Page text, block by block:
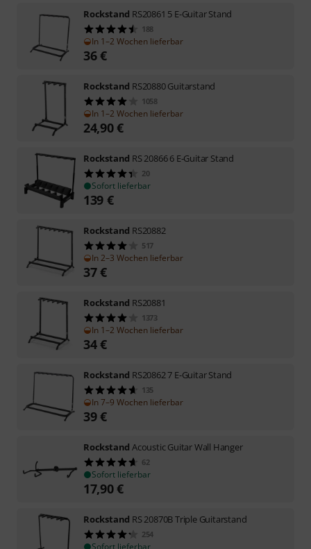
Rockstand RS20861 5 E-Guitar Stand
188
In 1–2 Wochen lieferbar
36€
Rockstand RS20880 Guitarstand
1058
In 1–2 Wochen lieferbar
24,90€
Rockstand RS 20866 6 E-Guitar Stand
20
Sofort lieferbar
139 €
Rockstand RS20882
517
In 2–3 Wochen lieferbar
37€
Rockstand RS20881
1373
In 1–2 Wochen lieferbar
34€
Rockstand RS20862 7 E-Guitar Stand
135
In 7–9 Wochen lieferbar
39€
Rockstand Acoustic Guitar Wall Hanger
62
Sofort lieferbar
17,90€
Rockstand RS 20870B Triple Guitarstand
254
Sofort lieferbar